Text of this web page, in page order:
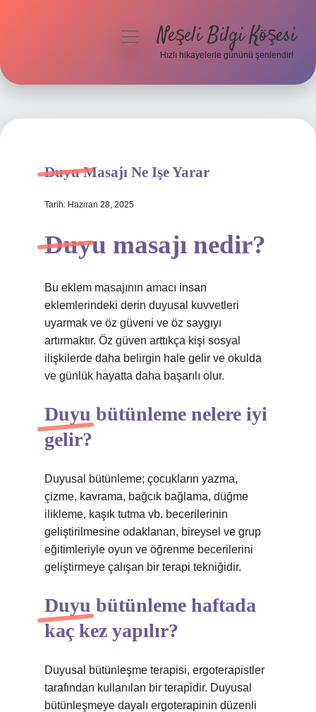
Hakkımızda
menüyüNeşeli Bilgi Köşesi
Hızlı hikayelerle gününü şenlendir!
Duyu Masajı Ne Işe Yarar
Tarih: Haziran 28, 2025
Duyu masajı nedir?
Bu eklem masajının amacı insan
eklemlerindeki derin duyusal kuvvetleri
uyarmak ve öz güveni ve öz saygıyı
artırmaktır. Öz güven arttıkça kişi sosyal
ilişkilerde daha belirgin hale gelir ve okulda
ve günlük hayatta daha başarılı olur.
Duyu bütünleme nelere iyi
gelir?
Duyusal bütünleme; çocukların yazma,
çizme, kavrama, bağcık bağlama, düğme
ilikleme, kaşık tutma vb. becerilerinin
geliştirilmesine odaklanan, bireysel ve grup
eğitimleriyle oyun ve öğrenme becerilerini
geliştirmeye çalışan bir terapi tekniğidir.
Duyu bütünleme haftada
kaç kez yapılır?
Duyusal bütünleşme terapisi, ergoterapistler
tarafından kullanılan bir terapidir. Duyusal
bütünleşmeye dayalı ergoterapinin düzenli